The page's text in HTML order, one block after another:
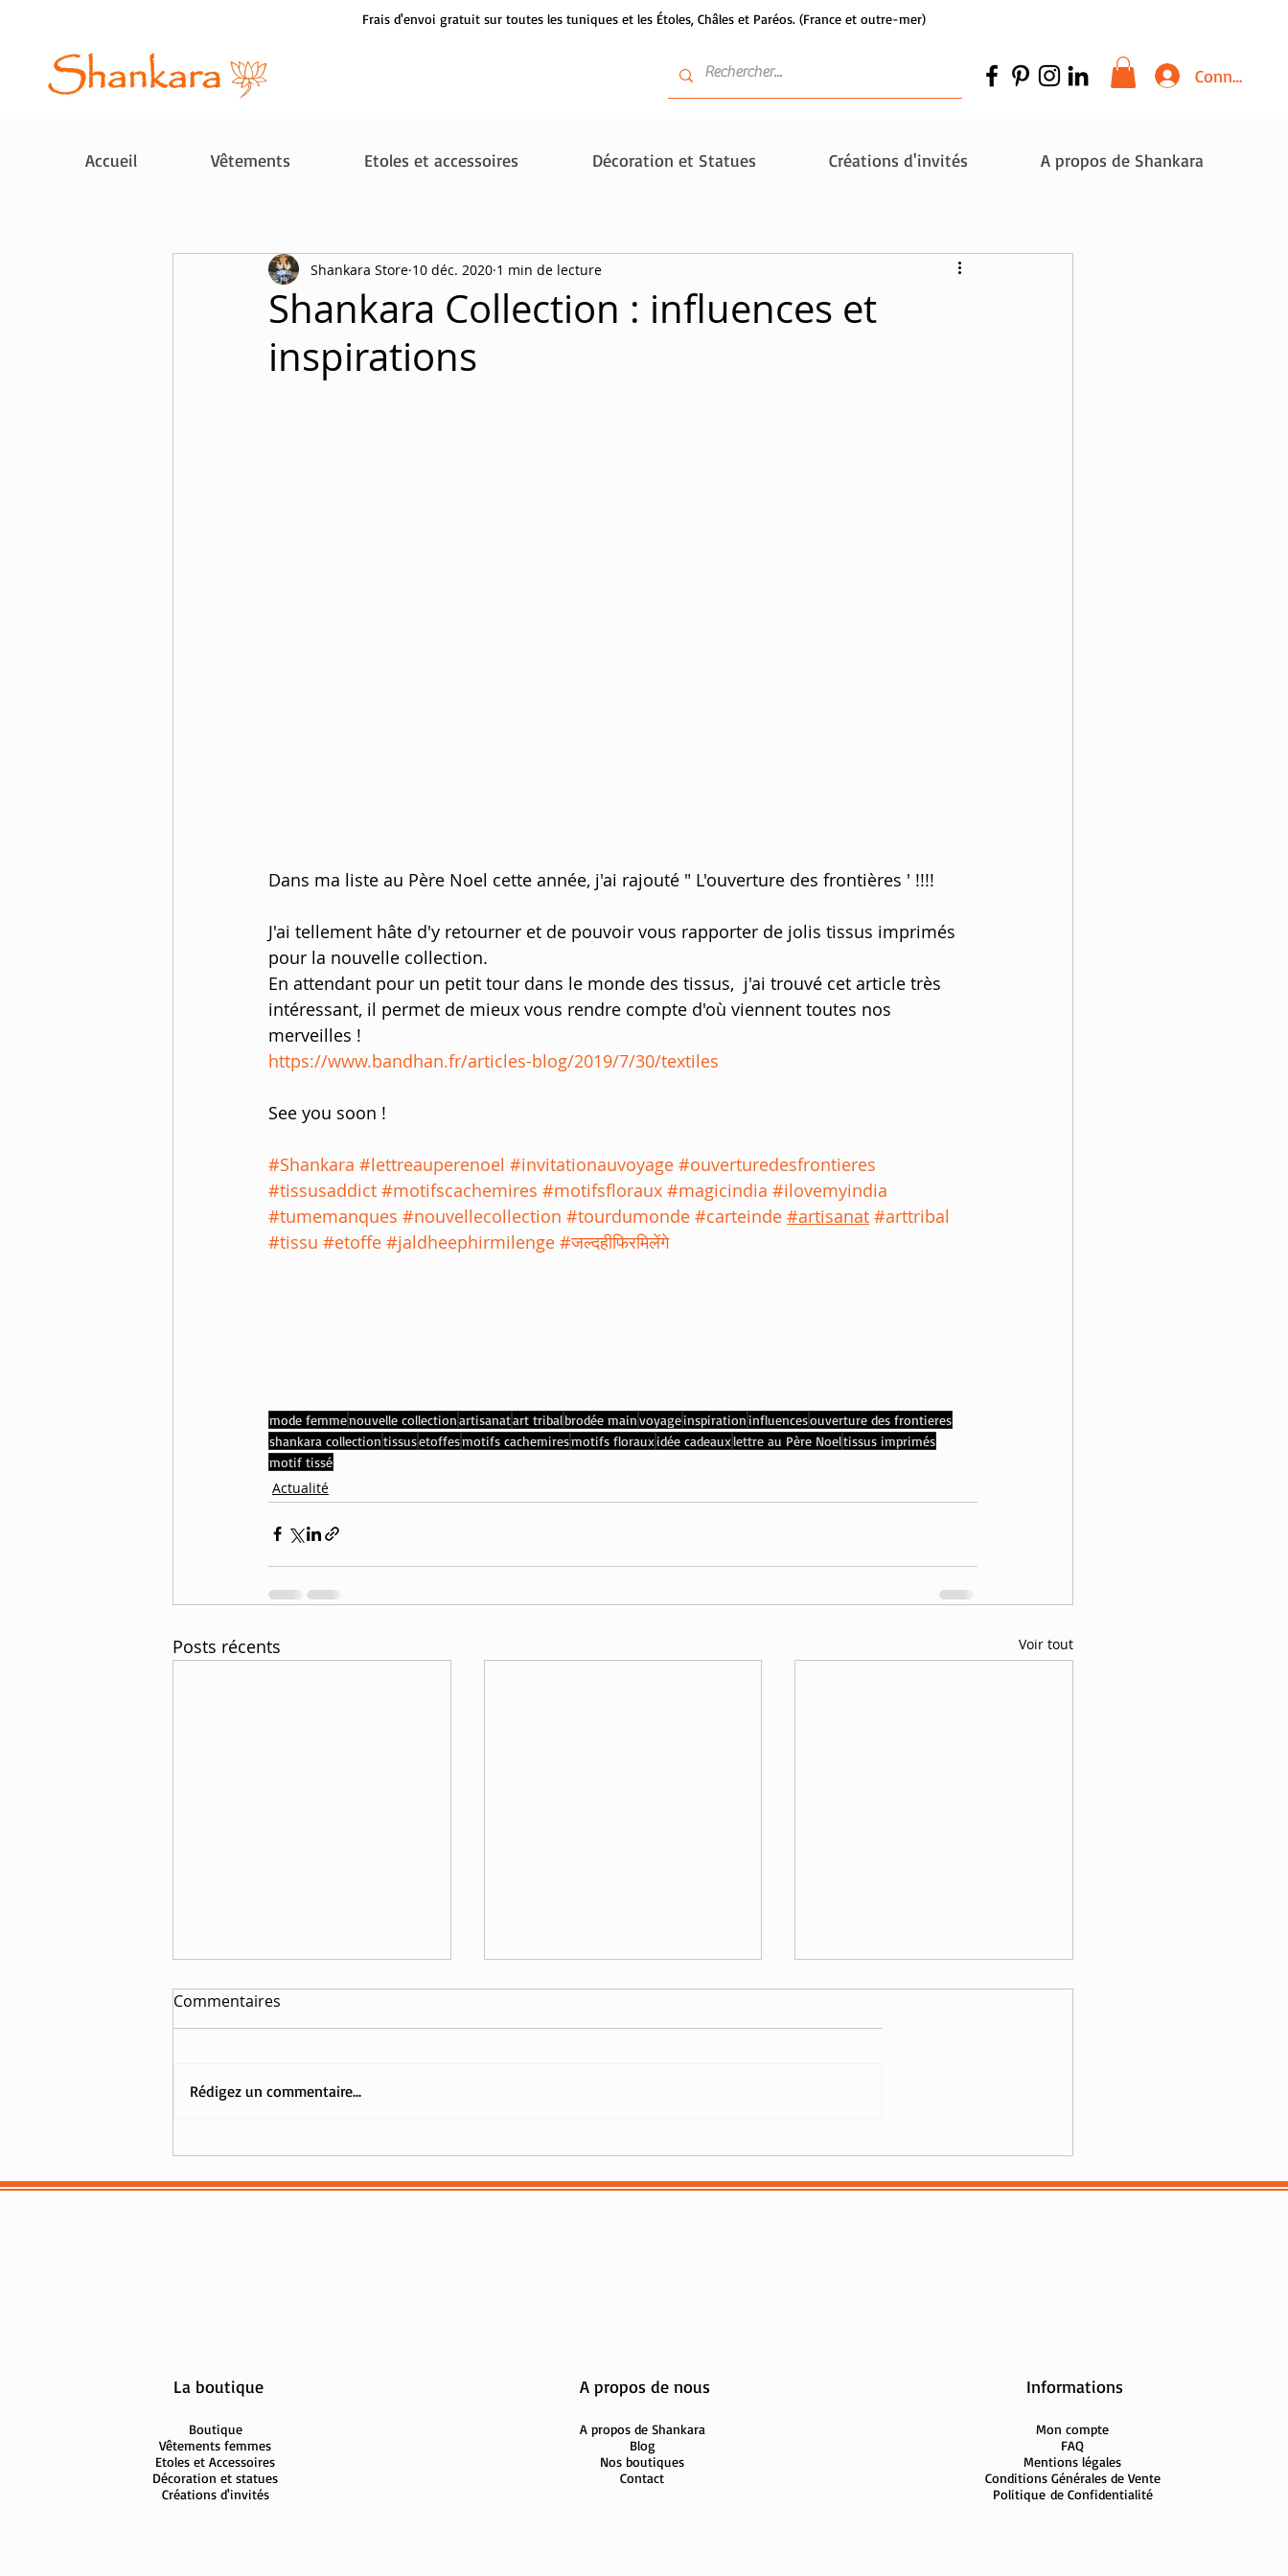
Frais d'envoi gratuit sur toutes les tuniques et les Étoles, Châles et Paréos. (France et outre-mer)
Connexion
Accueil Vêtements Etoles et accessoires Décoration et Statues Créations d'invités A propos de Shankara
Shankara Collection : influences et
inspirations
Shankara Store 10 déc. 2020 1 min de lecture
Dans ma liste au Père Noel cette année, j'ai rajouté " L'ouverture des frontières ' !!!!
J'ai tellement hâte d'y retourner et de pouvoir vous rapporter de jolis tissus imprimés
pour la nouvelle collection.
En attendant pour un petit tour dans le monde des tissus,  j'ai trouvé cet article très
intéressant, il permet de mieux vous rendre compte d'où viennent toutes nos
merveilles !
https://www.bandhan.fr/articles-blog/2019/7/30/textiles
See you soon !
#Shankara #lettreauperenoel #invitationauvoyage #ouverturedesfrontieres
#tissusaddict #motifscachemires #motifsfloraux #magicindia #ilovemyindia
#tumemanques #nouvellecollection #tourdumonde #carteinde #artisanat #arttribal
#tissu #etoffe #jaldheephirmilenge #जल्दहीफिरमिलेंगे
mode femmenouvelle collectionartisanatart tribalbrodée mainvoyageinspiration influencesouverture des frontieres
shankara collectiontissusetoffesmotifs cachemiresmotifs florauxidée cadeauxlettre au Père Noeltissus imprimés
motif tissé
Actualité
Posts récents Voir tout
collections Shankara
Commentaires
Rédigez un commentaire...
La boutique
Boutique
Vêtements femmes
Etoles et Accessoires
Décoration et statues
Créations d'invités
A propos de nous
A propos de Shankara
Blog
Nos boutiques
Contact
Informations
Mon compte
FAQ
Mentions légales
Conditions Générales de Vente
Politiquede Confidentialité